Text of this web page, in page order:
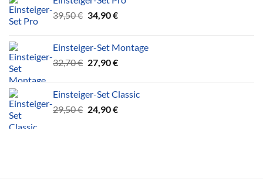
39,50€ Ursprünglicher
39,50 €
34,90€Aktueller
34,90 €.
Einsteiger-Set Montage
32,70€ Ursprünglicher
32,70 €
27,90€Aktueller
27,90 €.
Einsteiger-Set Classic
29,50€ Ursprünglicher
24,90€Aktueller